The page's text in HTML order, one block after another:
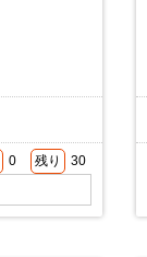
0 残り 30